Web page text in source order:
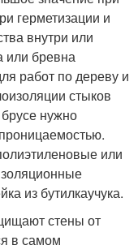
герметизации и
внутри или
или бревна
работ по дереву и
стыков
нужно
или
из бутилкаучука.
стены от
в самом